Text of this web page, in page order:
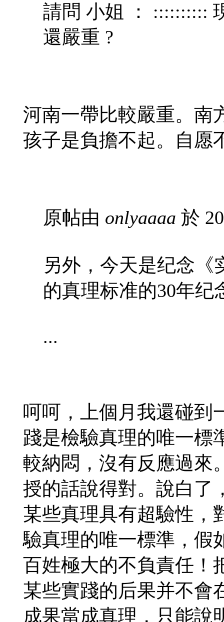
請問 小姐 ： ::::::::::
還嚴重 ?
河南一帶比較嚴重。南
孩子是負擔不起。自愿
原帖由 onlyaaaa 於
另外，今天是纪念《
的真理标准的30年纪
...
呵呵，上個月我還碰到
踐是檢驗真理的唯一標
較納悶，沒有反應過來
授的話說得對。說白了
某些真理具有超驗性，
驗真理的唯一標準，假
百姓極大的不負責任！
某些實踐的后果并不會
成果當成真理，只能說